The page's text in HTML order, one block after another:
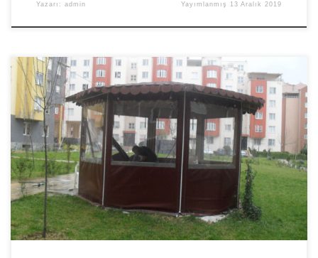
Yazarı: admin Yayımlanmış 13 Aralık 2019
Şeffaf Branda Kış bahçesi Şeffaf branda nedir: Yüzeyi sayesinde
her mevsim kullanılabilen saydam kapama özelliği olan çadır
sistemidir. Hızlı kurulum ve taşıma özelliği vardır. Şeffaf branda
kullanıldığı alanlarda, ısı ve nem yalıtımı sağlar, kullanılan alanları
dış etkenlerden korur. Bu nedenle maliyet azaltıcı etkisi de vardır.
Ortamı toz, yağmur ve sudan […]